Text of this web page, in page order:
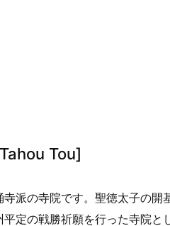
Tou]
派の寺院です。聖徳太子の開
定の戦勝祈願を行った寺院と